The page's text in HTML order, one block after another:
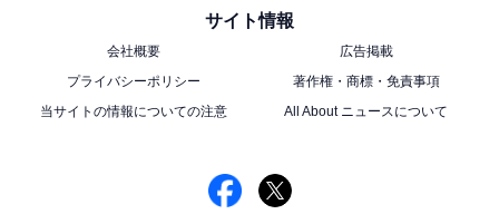
サイト情報
会社概要
広告掲載
プライバシーポリシー
著作権・商標・免責事項
当サイトの情報についての注意
All About ニュースについて